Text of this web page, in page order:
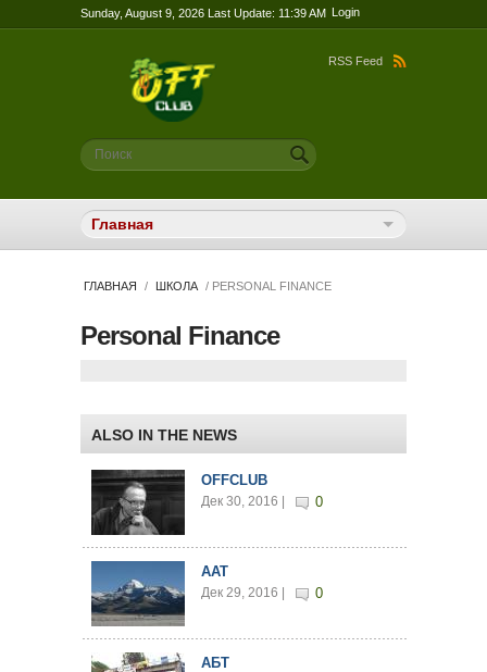
Sunday, August 9, 2026 Last Update: 11:39 AM Login
RSS Feed
Форма поиска
Поиск
ГЛАВНАЯ / ШКОЛА / PERSONAL FINANCE
Personal Finance
ALSO IN THE NEWS
OFFCLUB
Дек 30, 2016 | 0
AAT
Дек 29, 2016 | 0
АБТ